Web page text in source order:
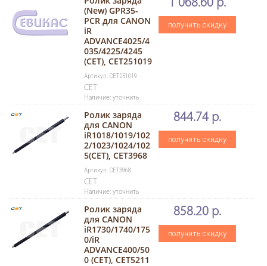
(New) GPR35-
PCR для CANON
iR
ADVANCE4025/4
035/4225/4245
(CET), CET251019
Артикул: CET251019
CET
Наличие: уточнить
1 068.60 р.
получить скидку
Ролик заряда
для CANON
iR1018/1019/102
2/1023/1024/102
5(CET), CET3968
Артикул: CET3968
CET
Наличие: уточнить
844.74 р.
получить скидку
Ролик заряда
для CANON
iR1730/1740/175
0/iR
ADVANCE400/50
0 (CET), CET5211
858.20 р.
получить скидку